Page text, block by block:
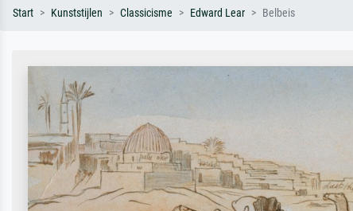
Start Kunststijlen Classicisme Edward Lear Belbeis